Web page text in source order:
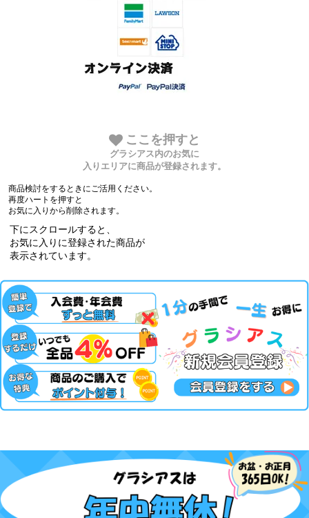
ここを押すと
グラシアス内のお気に
入りエリアに商品が登録されます。
商品検討をするときにご活用ください。
再度ハートを押すと
お気に入りから削除されます。
下にスクロールすると、
お気に入りに登録された商品が
表示されています。